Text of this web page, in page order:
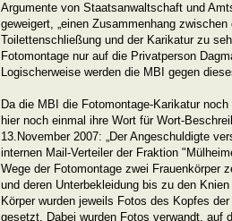
Argumente von Staatsanwaltschaft und
geweigert, „einen Zusammenhang zwischen
Toilettenschließung und der Karikatur zu
Fotomontage nur auf die Privatperson
Logischerweise werden die MBI gegen
Da die MBI die Fotomontage-Karikatur
hier noch einmal ihre Wort für Wort-
13.November 2007: „Der Angeschuldigte
internen Mail-Verteiler der Fraktion
Wege der Fotomontage zwei Frauenkörper
und deren Unterbekleidung bis zu den
Körper wurden jeweils Fotos des Kopfes
gesetzt. Dabei wurden Fotos verwandt, auf